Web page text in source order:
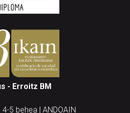
- Erroitz BM
5 behea | ANDOAIN